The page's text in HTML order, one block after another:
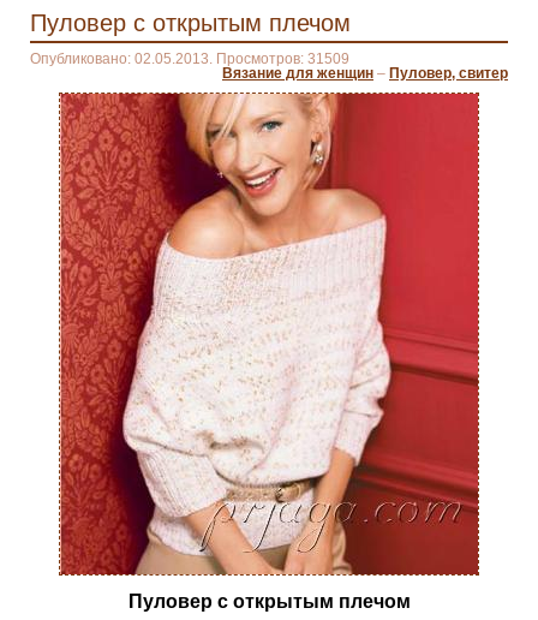
Пуловер с открытым плечом
Опубликовано: 02.05.2013. Просмотров: 31509
Вязание для женщин – Пуловер, свитер
Пуловер с открытым плечом